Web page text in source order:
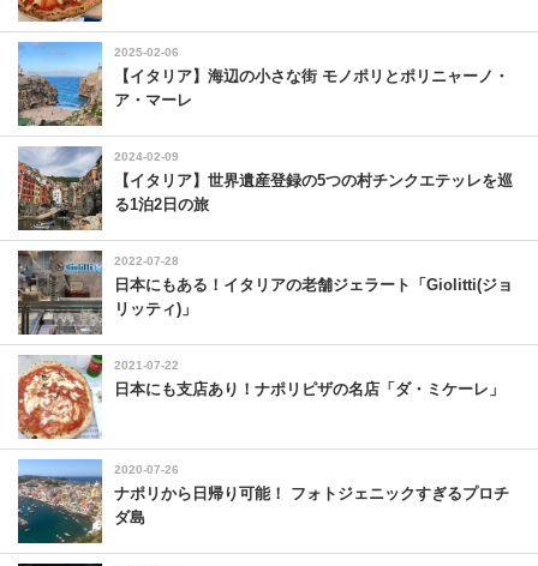
2025-02-06
【イタリア】海辺の小さな街 モノポリとポリニャーノ・
ア・マーレ
2024-02-09
【イタリア】世界遺産登録の5つの村チンクエテッレを巡
る1泊2日の旅
2022-07-28
日本にもある！イタリアの老舗ジェラート「Giolitti(ジョ
リッティ)」
2021-07-22
日本にも支店あり！ナポリピザの名店「ダ・ミケーレ」
2020-07-26
ナポリから日帰り可能！ フォトジェニックすぎるプロチ
ダ島